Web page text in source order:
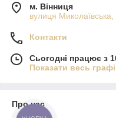
м. Вінниця
вулиця
Контакти
Сьогодні працює з
Показати весь
Про нас